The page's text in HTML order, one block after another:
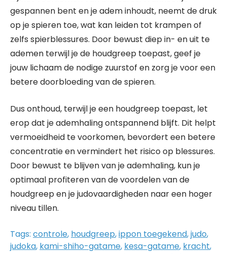
gespannen bent en je adem inhoudt, neemt de druk
op je spieren toe, wat kan leiden tot krampen of
zelfs spierblessures. Door bewust diep in- en uit te
ademen terwijl je de houdgreep toepast, geef je
jouw lichaam de nodige zuurstof en zorg je voor een
betere doorbloeding van de spieren.
Dus onthoud, terwijl je een houdgreep toepast, let
erop dat je ademhaling ontspannend blijft. Dit helpt
vermoeidheid te voorkomen, bevordert een betere
concentratie en vermindert het risico op blessures.
Door bewust te blijven van je ademhaling, kun je
optimaal profiteren van de voordelen van de
houdgreep en je judovaardigheden naar een hoger
niveau tillen.
Tags: controle, houdgreep,ippon toegekend,judo,
judoka, kami-shiho-gatame, kesa-gatame, kracht,